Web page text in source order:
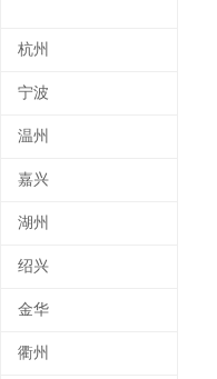
杭州
宁波
温州
嘉兴
湖州
绍兴
金华
衢州